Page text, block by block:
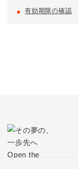
有効期限の確認